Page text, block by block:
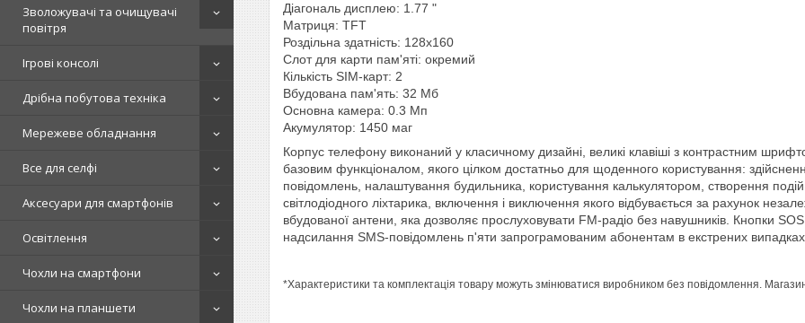
Зволожувачі та очищувачі
повітря
Ігрові консолі
Дрібна побутова техніка
Мережеве обладнання
Все для селфі
Аксесуари для смартфонів
Освітлення
Чохли на смартфони
Чохли на планшети
Діагональ дисплею: 1.77 "
Матриця: TFT
Роздільна здатність: 128x160
Слот для карти пам'яті: окремий
Кількість SIM-карт: 2
Вбудована пам'ять: 32 Мб
Основна камера: 0.3 Мп
Акумулятор: 1450 маг
Корпус телефону виконаний у класичному дизайні, великі клавіші з контрастним
базовим функціоналом, якого цілком достатньо для щоденного користування:
повідомлень, налаштування будильника, користування калькулятором, створення
світлодіодного ліхтарика, включення і виключення якого відбувається за рахунок
вбудованої антени, яка дозволяє прослуховувати FM-радіо без навушників. Кнопки SOS
надсилання SMS-повідомлень п'яти запрограмованим абонентам в екстрених випадках.
*Характеристики та комплектація товару можуть змінюватися виробником без повідомлення.